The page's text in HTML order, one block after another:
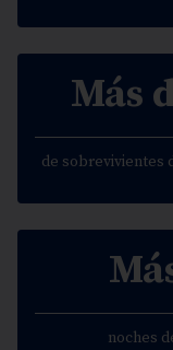
Más
de sobrevivientes
noches